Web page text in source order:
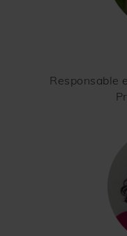
Responsable